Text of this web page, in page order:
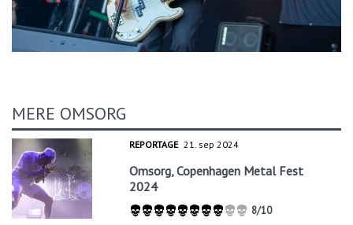
MERE OMSORG
REPORTAGE 21. sep 2024
Omsorg, Copenhagen Metal Fest
2024
8/10